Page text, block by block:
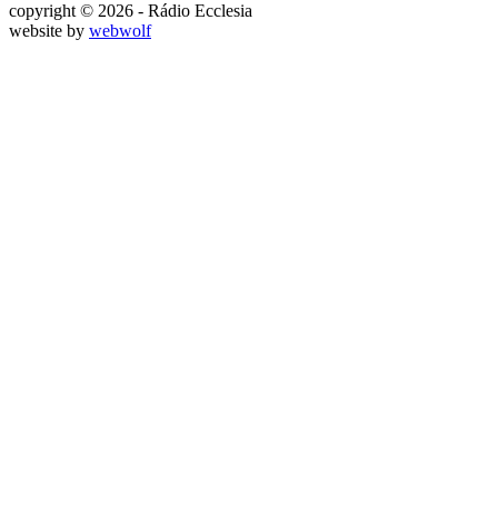
copyright © 2026 - Rádio Ecclesia
website by webwolf